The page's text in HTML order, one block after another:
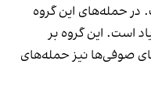
در حمله‌های این گروه
است. این گروه بر
صوفی‌ها نیز حمله‌های